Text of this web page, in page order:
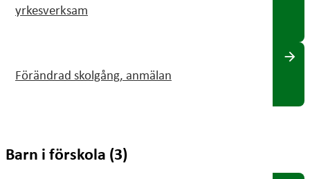
yrkesverksam
Förändrad skolgång, anmälan
arrow_forward
Barn i förskola (3)